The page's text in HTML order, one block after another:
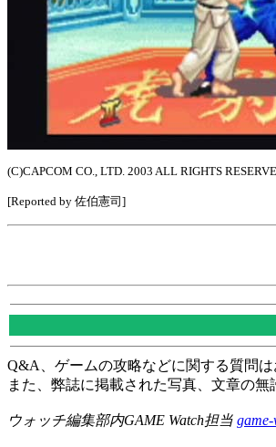
(C)CAPCOM CO., LTD. 2003 ALL RIGHTS
[Reported by 佐伯憲司]
Q&A、ゲームの攻略などに関する質問
また、弊誌に掲載された写真、文章の
ウォッチ編集部内GAME Watch担当